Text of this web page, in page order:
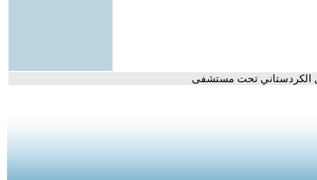
الكردستاني تحت مستشفى